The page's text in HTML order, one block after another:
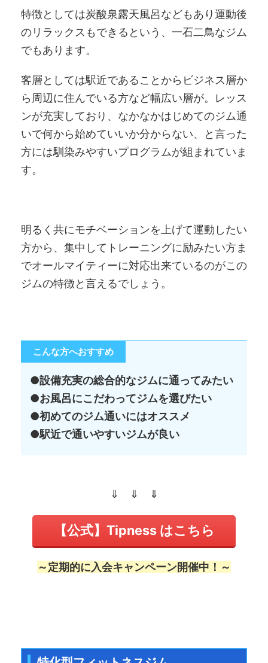
特徴としては炭酸泉露天風呂などもあり運動後
のリラックスもできるという、一石二鳥なジム
でもあります。
客層としては駅近であることからビジネス層か
ら周辺に住んでいる方など幅広い層が。レッス
ンが充実しており、なかなかはじめてのジム通
いで何から始めていいか分からない、と言った
方には馴染みやすいプログラムが組まれていま
す。
明るく共にモチベーションを上げて運動したい
方から、集中してトレーニングに励みたい方ま
でオールマイティーに対応出来ているのがこの
ジムの特徴と言えるでしょう。
こんな方へおすすめ
●設備充実の総合的なジムに通ってみたい
●お風呂にこだわってジムを選びたい
●初めてのジム通いにはオススメ
●駅近で通いやすいジムが良い
⇓ ⇓ ⇓
【公式】Tipness はこちら
～定期的に入会キャンペーン開催中！～